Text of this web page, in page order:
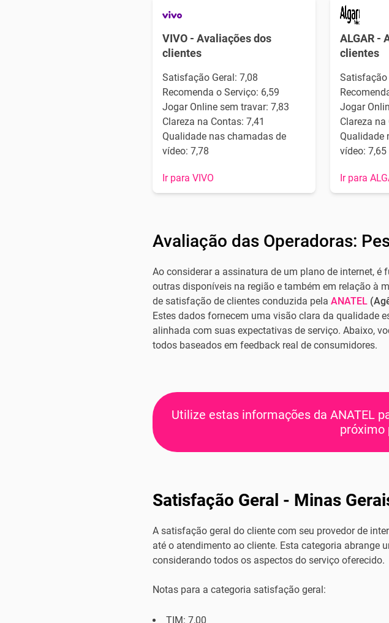
VIVO - Avaliações dos
clientes
Satisfação Geral: 7,08
Recomenda o Serviço: 6,59
Jogar Online sem travar: 7,83
Clareza na Contas: 7,41
Qualidade nas chamadas de
vídeo: 7,78
Ir para VIVO
ALGAR -
clientes
Satisfação
Jogar
Clareza na
Qualidade
vídeo: 7,65
Ir para
Avaliação das Operadoras:
Ao considerar a assinatura de um plano de internet,
outras disponíveis na região e também em relação à
de satisfação de clientes conduzida pela ANATEL
Estes dados fornecem uma visão clara da qualidade
alinhada com suas expectativas de serviço. Abaixo,
todos baseados em feedback real de consumidores.
Utilize estas informações da ANATEL
próximo
Satisfação Geral - Minas
A satisfação geral do cliente com seu provedor de
até o atendimento ao cliente. Esta categoria abrange
considerando todos os aspectos do serviço oferecido.
Notas para a categoria satisfação geral:
TIM: 7,00